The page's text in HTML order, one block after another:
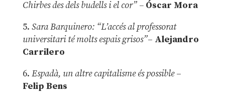
Chirbes des dels budells i el cor” –Óscar Mora
5. Sara Barquinero: “L’accés al professorat
universitari té molts espais grisos”– Alejandro
Carrilero
6. Espadà, un altre capitalisme és possible –
Felip Bens